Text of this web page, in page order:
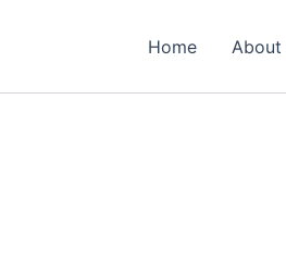
Home About